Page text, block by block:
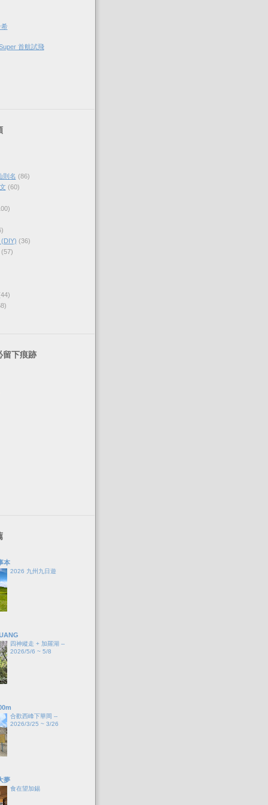
首航試飛
則名 (86)
(60)
(36)
(57)
留下痕跡
本
2026 九州九日遊
四神縱走 + 加羅湖 --
2026/5/6 ~ 5/8
合歡西峰下華岡 --
2026/3/25 ~ 3/26
夢
食在望加錫